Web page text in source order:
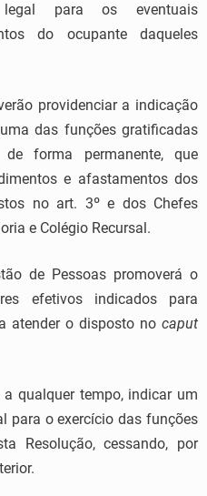
para os eventuais
do ocupante daqueles
providenciar a indicação
das funções gratificadas
de forma permanente, que
e afastamentos dos
no art. 3º e dos Chefes
e Colégio Recursal.
de Pessoas promoverá o
efetivos indicados para
atender o disposto no caput
qualquer tempo, indicar um
para o exercício das funções
Resolução, cessando, por